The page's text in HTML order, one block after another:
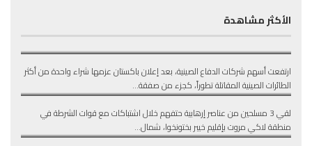
الأكثر مشاهدة
الدفاع الصينية
ارتفعت أسهم شركات الدفاع الصينية، بعد إعلان باكستان عزمها شراء واحدة من أكثر
الطائرات الصينية المقاتلة تطوراً، كجزء من صفقة…
شمال غربي باكستان
10 يونيو، 2025 691 مشاهدة
لقي 3 مسلحين من عناصر إرهابية حتفهم خلال اشتباكات مع قوات الشرطة في
منطقة لاكي مروت بإقليم خيبر بختونخوا، شمال…
السيناتور راجا ناصر عباس جعفري يدعو لدعم
قافلة “مادلين” لكسر الحصار عن غزة
10 يونيو، 2025 637 مشاهدة